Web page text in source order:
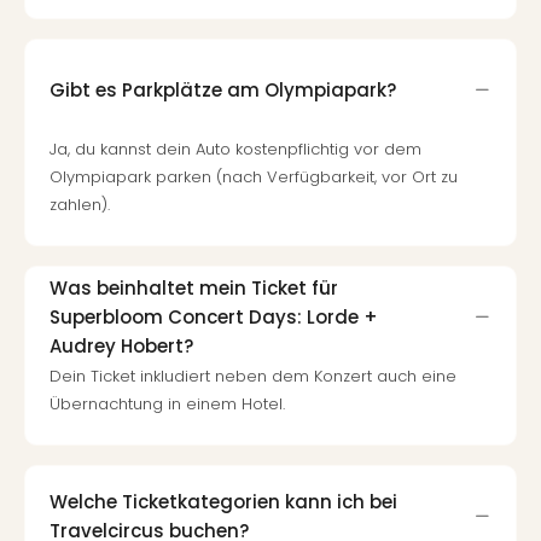
Gibt es Parkplätze am Olympiapark?
Ja, du kannst dein Auto kostenpflichtig vor dem
Olympiapark parken (nach Verfügbarkeit, vor Ort zu
zahlen).
Was beinhaltet mein Ticket für
Superbloom Concert Days: Lorde +
Audrey Hobert?
Dein Ticket inkludiert neben dem Konzert auch eine
Übernachtung in einem Hotel.
Welche Ticketkategorien kann ich bei
Travelcircus buchen?